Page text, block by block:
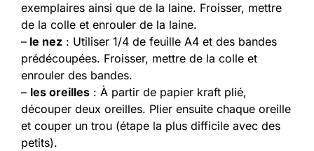
exemplaires ainsi que de la laine. Froisser, mettre
de la colle et enrouler de la laine.
– le nez : Utiliser 1/4 de feuille A4 et des bandes
prédécoupées. Froisser, mettre de la colle et
enrouler des bandes.
– les oreilles : À partir de papier kraft plié,
découper deux oreilles. Plier ensuite chaque oreille
et couper un trou (étape la plus difficile avec des
petits).